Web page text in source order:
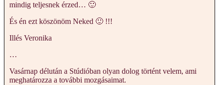
mindig teljesnek érzed… 🙂
És én ezt köszönöm Neked 🙂 !!!
Illés Veronika
…
Vasárnap délután a Stúdióban olyan dolog történt velem, ami
meghatározza a további mozgásaimat.